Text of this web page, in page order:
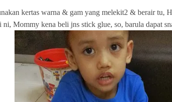
kertas warna & gam yang melekit2 & berair tu,
Mommy kena beli jns stick glue, so, barula dapat